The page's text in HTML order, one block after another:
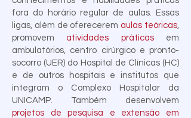
fora do horário regular de aulas. Essas
ligas, além de oferecerem aulas teóricas,
promovem atividades práticasem
ambulatórios, centro cirúrgico e pronto-
socorro (UER) do Hospital de Clínicas (HC)
e de outros hospitais e institutos que
integram o Complexo Hospitalar da
UNICAMP. Também desenvolvem
projetos de pesquisa e extensão em